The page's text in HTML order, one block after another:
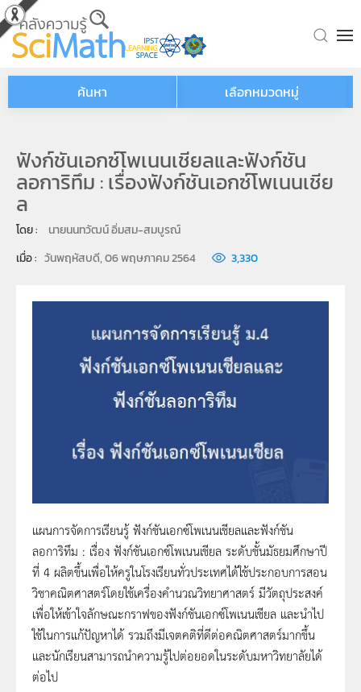
Skip to main content
ค้นหา เลือกหมวดหมู่
ฟังก์ชันเอกซ์โพเนนเชียลและฟังก์ชัน
ลอการิทึม : เรื่องฟังก์ชันเอกซ์โพเนนเชีย
ล
โดย :
นายนนทวัฒน์ อิ่มสม-สมบูรณ์
เมื่อ : วันพฤหัสบดี, 06 พฤษภาคม 2564 3,330
แผนการจัดการเรียนรู้ ฟังก์ชันเอกซ์โพเนนเชียลและฟังก์ชัน
ลอการิทึม : เรื่อง ฟังก์ชันเอกซ์โพเนนเชียล ระดับชั้นมัธยมศึกษาปี
ที่ 4 ผลิตขึ้นเพื่อให้ครูในโรงเรียนทั่วประเทศได้ใช้ประกอบการสอน
วิชาคณิตศาสตร์โดยใช้เครื่องคำนวณวิทยาศาสตร์ มีวัตถุประสงค์
เพื่อให้เข้าใจลักษณะกราฟของฟังก์ชันเอกซ์โพเนนเชียล และนำไป
ใช้ในการแก้ปัญหาได้ รวมถึงมีเจตคติที่ดีต่อคณิตศาสตร์มากขึ้น
และนักเรียนสามารถนำความรู้ไปต่อยอดในระดับมหาวิทยาลัยได้
ต่อไป